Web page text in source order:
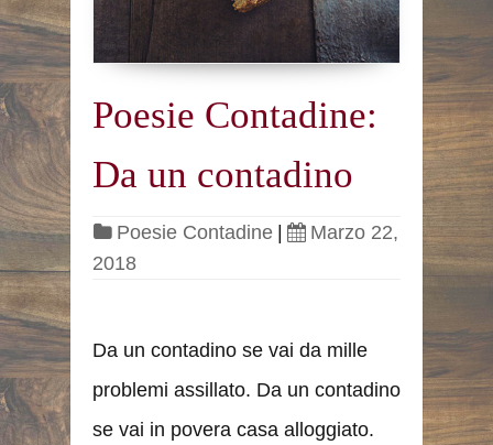
Poesie Contadine:
Da un contadino
Poesie Contadine |
Marzo 22,
2018
Da un contadino se vai da mille
problemi assillato. Da un contadino
se vai in povera casa alloggiato.